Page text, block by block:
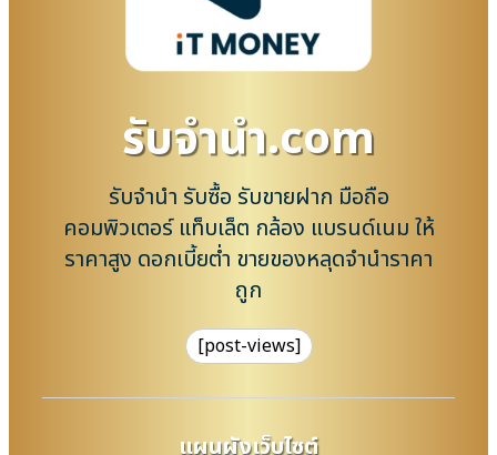
รับจํานํา.com
รับจำนำ รับซื้อ รับขายฝาก มือถือ
คอมพิวเตอร์ แท็บเล็ต กล้อง แบรนด์เนม ให้
ราคาสูง ดอกเบี้ยต่ำ ขายของหลุดจำนำราคา
ถูก
[post-views]
แผนผังเว็บไซต์